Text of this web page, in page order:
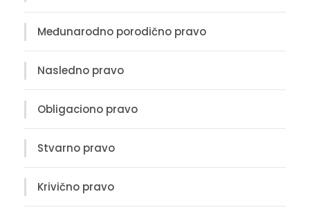
Međunarodno porodično pravo
Nasledno pravo
Obligaciono pravo
Stvarno pravo
Krivično pravo